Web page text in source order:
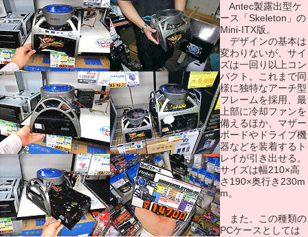
Antec製露出型ケ
ース「Skeleton」の
Mini-ITX版。
デザインの基本は
変わりないが、サイ
ズは一回り以上コン
パクト。これまで同
様に独特なアーチ型
フレームを採用、最
上部に冷却ファンを
備えるほか、マザー
ボードやドライブ機
器などを装着するト
レイが引き出せる。
サイズは幅210×高
さ190×奥行き230m
m。
また、この種類の
PCケースとしては